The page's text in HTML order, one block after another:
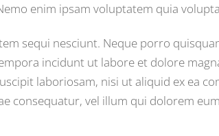
enim ipsam voluptatem quia
sequi nesciunt. Neque porro
incidunt ut labore et dolore
laboriosam, nisi ut aliquid ex ea
consequatur, vel illum qui dolorem